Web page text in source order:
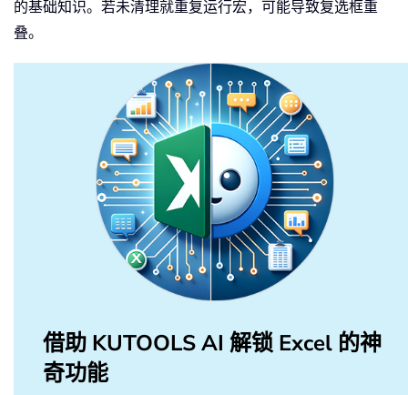
的基础知识。若未清理就重复运行宏，可能导致复选框重
叠。
借助 KUTOOLS AI 解锁 Excel 的神
奇功能